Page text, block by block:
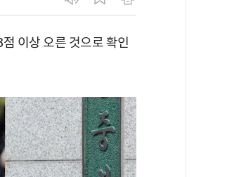
이상 오른 것으로 확인